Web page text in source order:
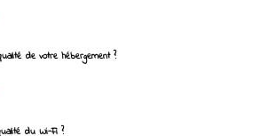
de votre hébergement ?
du Wi-Fi ?